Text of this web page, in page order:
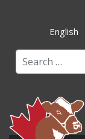
English